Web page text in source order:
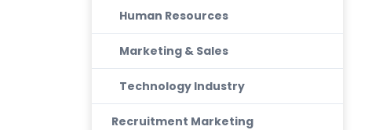
Human Resources
Marketing & Sales
Technology Industry
Recruitment Marketing